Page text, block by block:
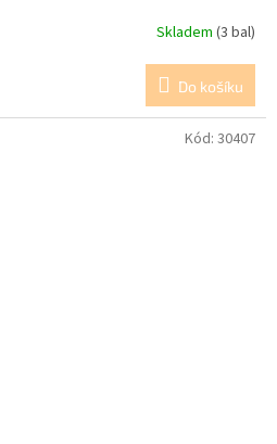
Skladem (3 bal)
Do košíku
Kód: 30407